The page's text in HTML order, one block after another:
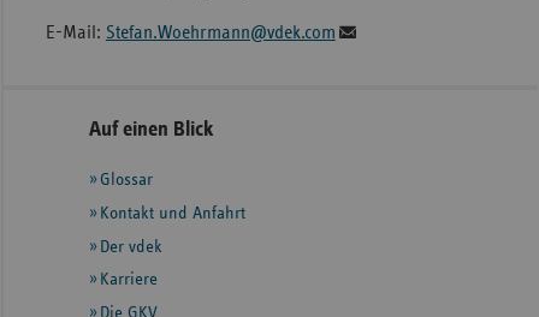
E-Mail: Stefan.Woehrmann@vdek.com
Seitennavigation
Seitenleiste
weiteren
Informationen
Auf einen Blick
Glossar
Kontakt und Anfahrt
Der vdek
Karriere
Die GKV